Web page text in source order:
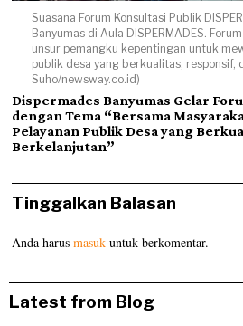
Suasana Forum Konsultasi Publik
Banyumas di Aula DISPERMADES.
unsur pemangku kepentingan untuk
publik desa yang berkualitas, responsif,
Suho/newsway.co.id)
Dispermades Banyumas Gelar
dengan Tema “Bersama
Pelayanan Publik Desa yang
Berkelanjutan”
Tinggalkan Balasan
Anda harusmasuk untuk berkomentar.
Latest from Blog